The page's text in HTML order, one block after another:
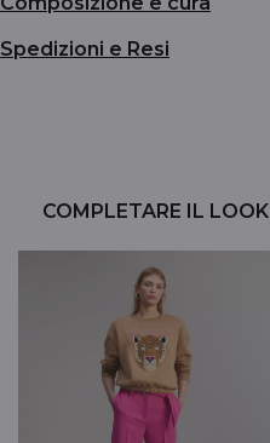
Spedizioni e Resi
COMPLETARE IL LOOK